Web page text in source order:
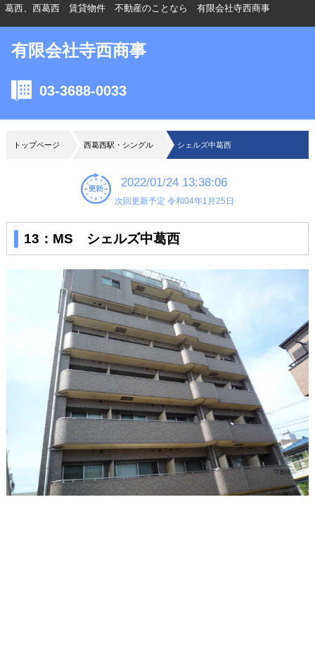
葛西、西葛西 賃貸物件 不動産のことなら 有限会社寺西商事
有限会社寺西商事
03-3688-0033
トップページ 西葛西駅・シングル シェルズ中葛西
2022/01/24 13:38:06
次回更新予定 令和04年1月25日
13：MS シェルズ中葛西